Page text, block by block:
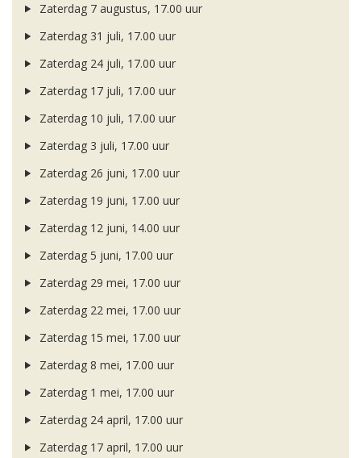
Zaterdag 7 augustus, 17.00 uur
Zaterdag 31 juli, 17.00 uur
Zaterdag 24 juli, 17.00 uur
Zaterdag 17 juli, 17.00 uur
Zaterdag 10 juli, 17.00 uur
Zaterdag 3 juli, 17.00 uur
Zaterdag 26 juni, 17.00 uur
Zaterdag 19 juni, 17.00 uur
Zaterdag 12 juni, 14.00 uur
Zaterdag 5 juni, 17.00 uur
Zaterdag 29 mei, 17.00 uur
Zaterdag 22 mei, 17.00 uur
Zaterdag 15 mei, 17.00 uur
Zaterdag 8 mei, 17.00 uur
Zaterdag 1 mei, 17.00 uur
Zaterdag 24 april, 17.00 uur
Zaterdag 17 april, 17.00 uur